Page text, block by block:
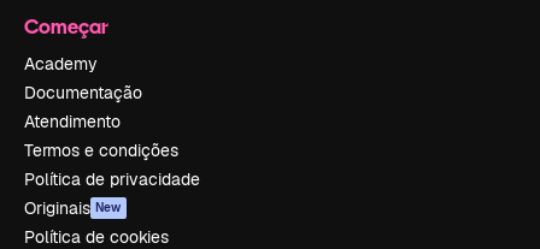
Começar
Academy
Documentação
Atendimento
Termos e condições
Política de privacidade
Originais New
Política de cookies